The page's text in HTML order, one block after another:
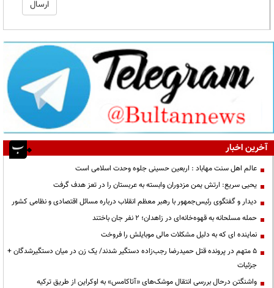
آخرین اخبار
عالم اهل سنت مهاباد : اربعین حسینی جلوه وحدت اسلامی است
یحیی سریع: ارتش یمن مزدوران وابسته به عربستان را در تعز هدف گرفت
دیدار و گفتگوی رئیس‌جمهور با رهبر معظم انقلاب درباره مسائل اقتصادی و نظامی کشور
حمله مسلحانه به قهوه‌خانه‌ای در زاهدان؛ ۲ نفر جان باختند
نماینده ای که به دلیل مشکلات مالی موبایلش را فروخت
۵ متهم در پرونده قتل حمیدرضا رجب‌زاده دستگیر شدند/ یک زن در میان دستگیرشدگان +
جزئیات
واشنگتن درحال بررسی انتقال موشک‌های «آتاکامس» به اوکراین از طریق ترکیه